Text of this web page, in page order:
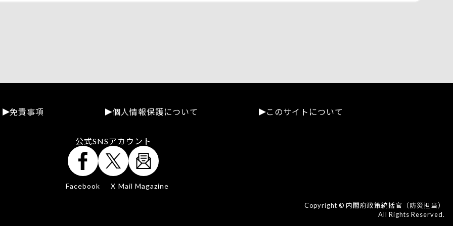
免責事項 個人情報保護について このサイトについて
公式SNSアカウント
Facebook X Mail Magazine
Copyright © 内閣府政策統括官（防災担当）
All Rights Reserved.